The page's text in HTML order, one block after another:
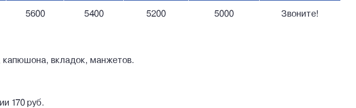
5600 5400 5200 5000 Звоните!
капюшона, вкладок, манжетов.
170 руб.